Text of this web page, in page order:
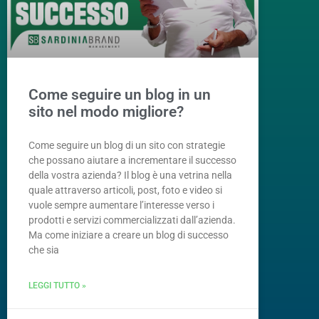
Come seguire un blog in un
sito nel modo migliore?
Come seguire un blog di un sito con strategie
che possano aiutare a incrementare il successo
della vostra azienda? Il blog è una vetrina nella
quale attraverso articoli, post, foto e video si
vuole sempre aumentare l’interesse verso i
prodotti e servizi commercializzati dall’azienda.
Ma come iniziare a creare un blog di successo
che sia
LEGGI TUTTO »